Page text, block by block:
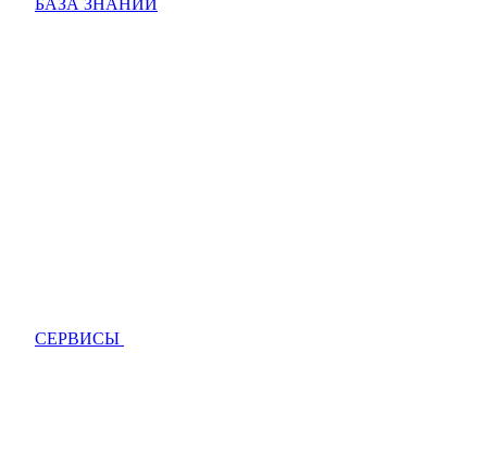
БАЗА ЗНАНИЙ
СЕРВИСЫ